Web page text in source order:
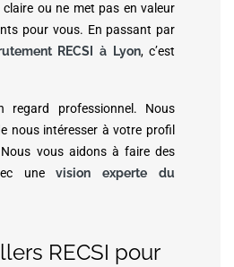
claire ou ne met pas en valeur
pour vous. En passant par
RECSI à Lyon, c’est
regard professionnel. Nous
nous intéresser à votre profil
vous aidons à faire des
unevision experte du
RECSI pour